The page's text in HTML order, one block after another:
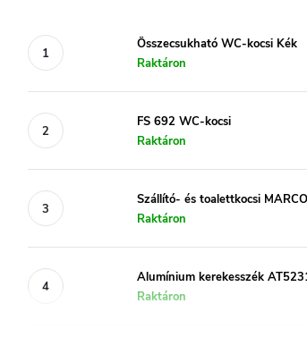
Összecsukható WC-kocsi Kék
Raktáron
FS 692 WC-kocsi
Raktáron
Szállító- és toalettkocsi
Raktáron
Alumínium kerekesszék
Raktáron